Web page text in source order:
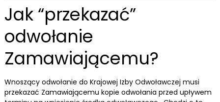
Jak “przekazać”
odwołanie
Zamawiającemu?
Wnoszący odwołanie do Krajowej Izby Odwoławczej musi
przekazać Zamawiającemu kopie odwołania przed upływem